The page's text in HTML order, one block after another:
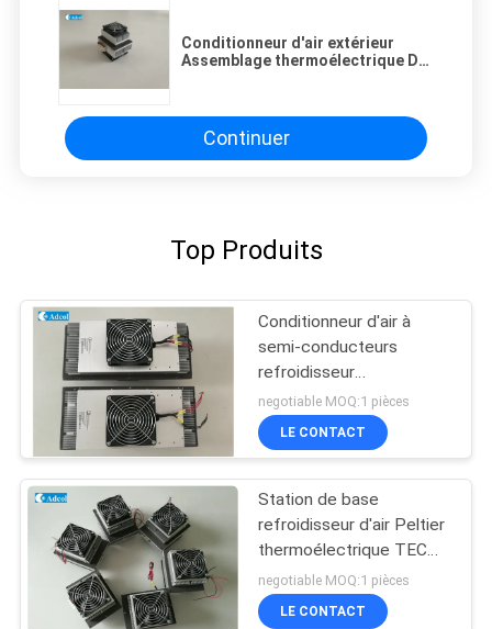
Conditionneur d'air extérieur
Assemblage thermoélectrique DC
d'air
Continuer
Top Produits
Conditionneur d'air à
semi-conducteurs
refroidisseur
thermoélectrique pour le
refroidissement de
kiosques 150W 48VDC
negotiable MOQ:1 pièces
LE CONTACT
Station de base
refroidisseur d'air Peltier
thermoélectrique TEC
climatiseur
negotiable MOQ:1 pièces
LE CONTACT